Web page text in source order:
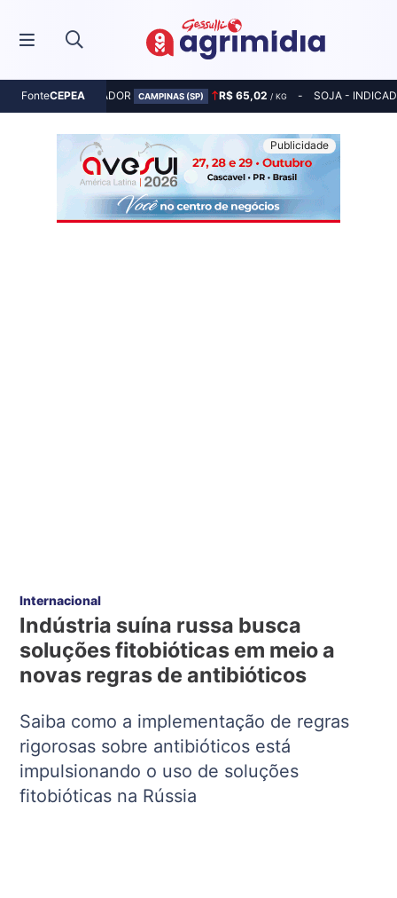
FonteCEPEA
MILHO - INDICADOR CAMPINAS (SP) R$ 65,02 / KG SOJA -
Internacional
Indústria suína russa busca
soluções fitobióticas em meio a
novas regras de antibióticos
Saiba como a implementação de regras
rigorosas sobre antibióticos está
impulsionando o uso de soluções
fitobióticas na Rússia